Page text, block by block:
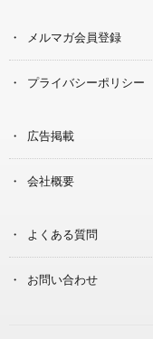
メルマガ会員登録
プライバシーポリシー
広告掲載
会社概要
よくある質問
お問い合わせ